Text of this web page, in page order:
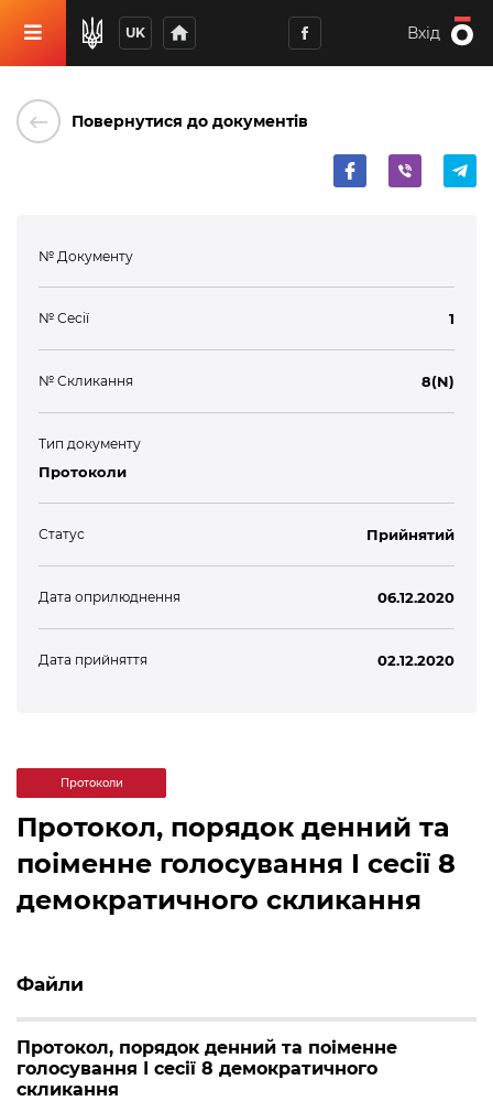
UK home Вхід
keyboard_backspace Повернутися до документів
№ Документу
№ Сесії 1
№ Скликання 8(N)
Тип документу
Протоколи
Статус Прийнятий
Дата оприлюднення 06.12.2020
Дата прийняття 02.12.2020
Протоколи
Протокол, порядок денний та
поіменне голосування І сесії 8
демократичного скликання
Файли
Протокол, порядок денний та поіменне
голосування І сесії 8 демократичного
скликання